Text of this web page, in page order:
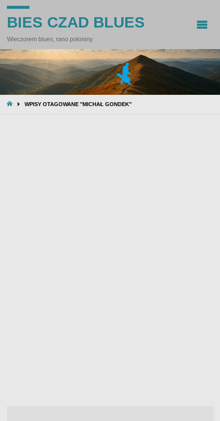
BIES CZAD BLUES
Wieczorem blues, rano połoniny
STRONA
WPISY OTAGOWANE "MICHAŁ GONDEK"